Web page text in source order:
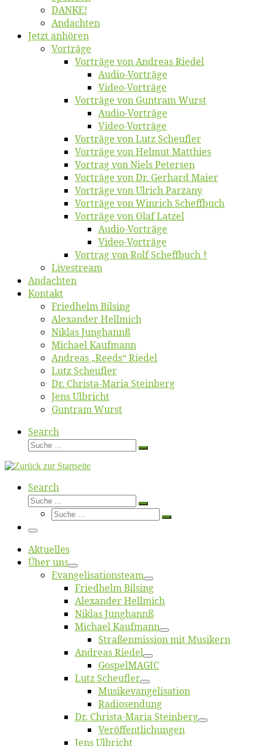
DANKE!
An­dach­ten
Jetzt an­hö­ren
Vor­trä­ge
Vor­trä­ge von An­dre­as Riedel
Au­dio-Vor­trä­ge
Vi­deo-Vor­trä­ge
Vor­trä­ge von Gun­tram Wurst
Au­dio-Vor­trä­ge
Vi­deo-Vor­trä­ge
Vor­trä­ge von Lutz Scheufler
Vor­trä­ge von Hel­mut Matthies
Vor­trag von Niels Petersen
Vor­trä­ge von Dr. Ger­hard Maier
Vor­trä­ge von Ul­rich Parzany
Vor­trä­ge von Win­rich Scheffbuch
Vor­trä­ge von Olaf Latzel
Au­dio-Vor­trä­ge
Vi­deo-Vor­trä­ge
Vor­trag von Rolf Scheffbuch †
Live­stream
An­dach­ten
Kon­takt
Fried­helm Bilsing
Alex­an­der Hellmich
Ni­klas Junghannß
Mi­cha­el Kaufmann
An­dre­as „Reeds“ Riedel
Lutz Scheuf­ler
Dr. Chris­­ta-Ma­ria Steinberg
Jens Ulb­richt
Gun­tram Wurst
Search
Suche
Suche
Search
Suche
Suche
Suche
Suche
Menü
Ak­tu­el­les
Über uns
Evangelisa­tions­team
Fried­helm Bilsing
Alex­an­der Hellmich
Ni­klas Junghannß
Mi­cha­el Kaufmann
Straßenmis­sion mit Musikern
An­dre­as Riedel
Gos­pel­MA­GIC
Lutz Scheuf­ler
Musikevan­ge­li­sa­tion
Ra­dio­sen­dung
Dr. Chris­­ta-Ma­ria Steinberg
Ver­öf­fent­li­chun­gen
Jens Ulb­richt